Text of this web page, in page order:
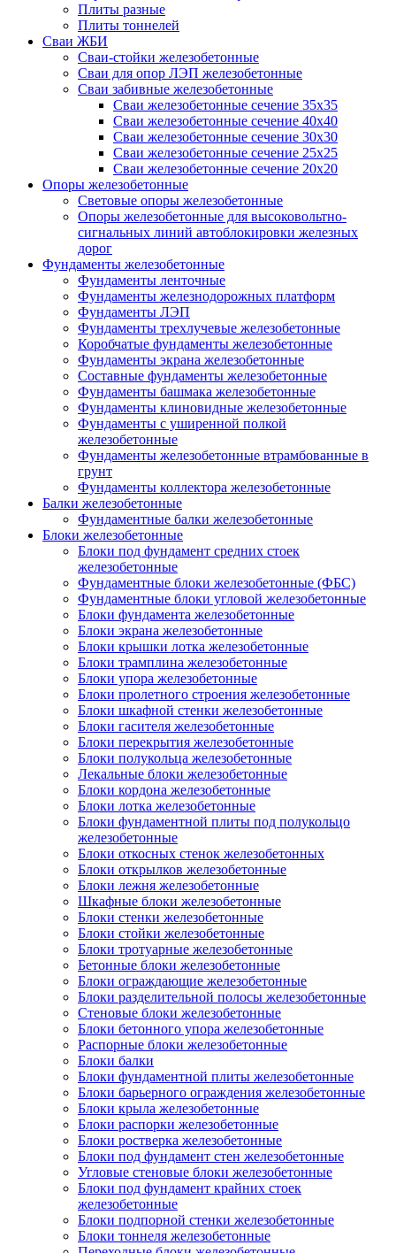
Плиты разные
Плиты тоннелей
Сваи ЖБИ
Сваи-стойки железобетонные
Сваи для опор ЛЭП железобетонные
Сваи забивные железобетонные
Сваи железобетонные сечение 35x35
Сваи железобетонные сечение 40x40
Сваи железобетонные сечение 30x30
Сваи железобетонные сечение 25x25
Сваи железобетонные сечение 20x20
Опоры железобетонные
Световые опоры железобетонные
Опоры железобетонные для высоковольтно-
сигнальных линий автоблокировки железных
дорог
Фундаменты железобетонные
Фундаменты ленточные
Фундаменты железнодорожных платформ
Фундаменты ЛЭП
Фундаменты трехлучевые железобетонные
Коробчатые фундаменты железобетонные
Фундаменты экрана железобетонные
Составные фундаменты железобетонные
Фундаменты башмака железобетонные
Фундаменты клиновидные железобетонные
Фундаменты с уширенной полкой
железобетонные
Фундаменты железобетонные втрамбованные в
грунт
Фундаменты коллектора железобетонные
Балки железобетонные
Фундаментные балки железобетонные
Блоки железобетонные
Блоки под фундамент средних стоек
железобетонные
Фундаментные блоки железобетонные (ФБС)
Фундаментные блоки угловой железобетонные
Блоки фундамента железобетонные
Блоки экрана железобетонные
Блоки крышки лотка железобетонные
Блоки трамплина железобетонные
Блоки упора железобетонные
Блоки пролетного строения железобетонные
Блоки шкафной стенки железобетонные
Блоки гасителя железобетонные
Блоки перекрытия железобетонные
Блоки полукольца железобетонные
Лекальные блоки железобетонные
Блоки кордона железобетонные
Блоки лотка железобетонные
Блоки фундаментной плиты под полукольцо
железобетонные
Блоки откосных стенок железобетонных
Блоки открылков железобетонные
Блоки лежня железобетонные
Шкафные блоки железобетонные
Блоки стенки железобетонные
Блоки стойки железобетонные
Блоки тротуарные железобетонные
Бетонные блоки железобетонные
Блоки ограждающие железобетонные
Блоки разделительной полосы железобетонные
Стеновые блоки железобетонные
Блоки бетонного упора железобетонные
Распорные блоки железобетонные
Блоки балки
Блоки фундаментной плиты железобетонные
Блоки барьерного ограждения железобетонные
Блоки крыла железобетонные
Блоки распорки железобетонные
Блоки ростверка железобетонные
Блоки под фундамент стен железобетонные
Угловые стеновые блоки железобетонные
Блоки под фундамент крайних стоек
железобетонные
Блоки подпорной стенки железобетонные
Блоки тоннеля железобетонные